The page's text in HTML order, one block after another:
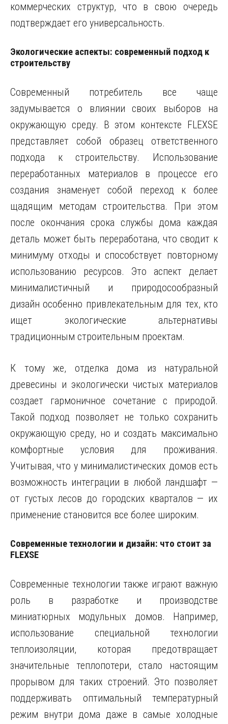
коммерческих структур, что в свою очередь
подтверждает его универсальность.
Экологические аспекты: современный подход к
строительству
Современный потребитель все чаще
задумывается о влиянии своих выборов на
окружающую среду. В этом контексте FLEXSE
представляет собой образец ответственного
подхода к строительству. Использование
переработанных материалов в процессе его
создания знаменует собой переход к более
щадящим методам строительства. При этом
после окончания срока службы дома каждая
деталь может быть переработана, что сводит к
минимуму отходы и способствует повторному
использованию ресурсов. Это аспект делает
минималистичный и природосообразный
дизайн особенно привлекательным для тех, кто
ищет экологические альтернативы
традиционным строительным проектам.
К тому же, отделка дома из натуральной
древесины и экологически чистых материалов
создает гармоничное сочетание с природой.
Такой подход позволяет не только сохранить
окружающую среду, но и создать максимально
комфортные условия для проживания.
Учитывая, что у минималистических домов есть
возможность интеграции в любой ландшафт —
от густых лесов до городских кварталов — их
применение становится все более широким.
Современные технологии и дизайн: что стоит за
FLEXSE
Современные технологии также играют важную
роль в разработке и производстве
миниатюрных модульных домов. Например,
использование специальной технологии
теплоизоляции, которая предотвращает
значительные теплопотери, стало настоящим
прорывом для таких строений. Это позволяет
поддерживать оптимальный температурный
режим внутри дома даже в самые холодные